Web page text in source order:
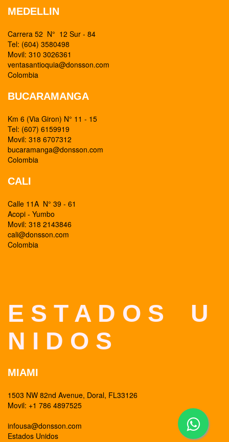
MEDELLIN
Carrera 52 N° 12 Sur - 84
Tel: (604) 3580498
Movil: 310 3026361
ventasantioquia@donsson.com
Colombia
BUCARAMANGA
Km 6 (Via Giron) N° 11 - 15
Tel: (607) 6159919
Movil: 318 6707312
bucaramanga@donsson.com
Colombia
CALI
Calle 11A N° 39 - 61
Acopi - Yumbo
Movil: 318 2143846
cali@donsson.com
Colombia
E S T A D O S U
N I D O S
MIAMI
1503 NW 82nd Avenue, Doral, FL33126
Movil: +1 786 4897525
infousa@donsson.com
Estados Unidos